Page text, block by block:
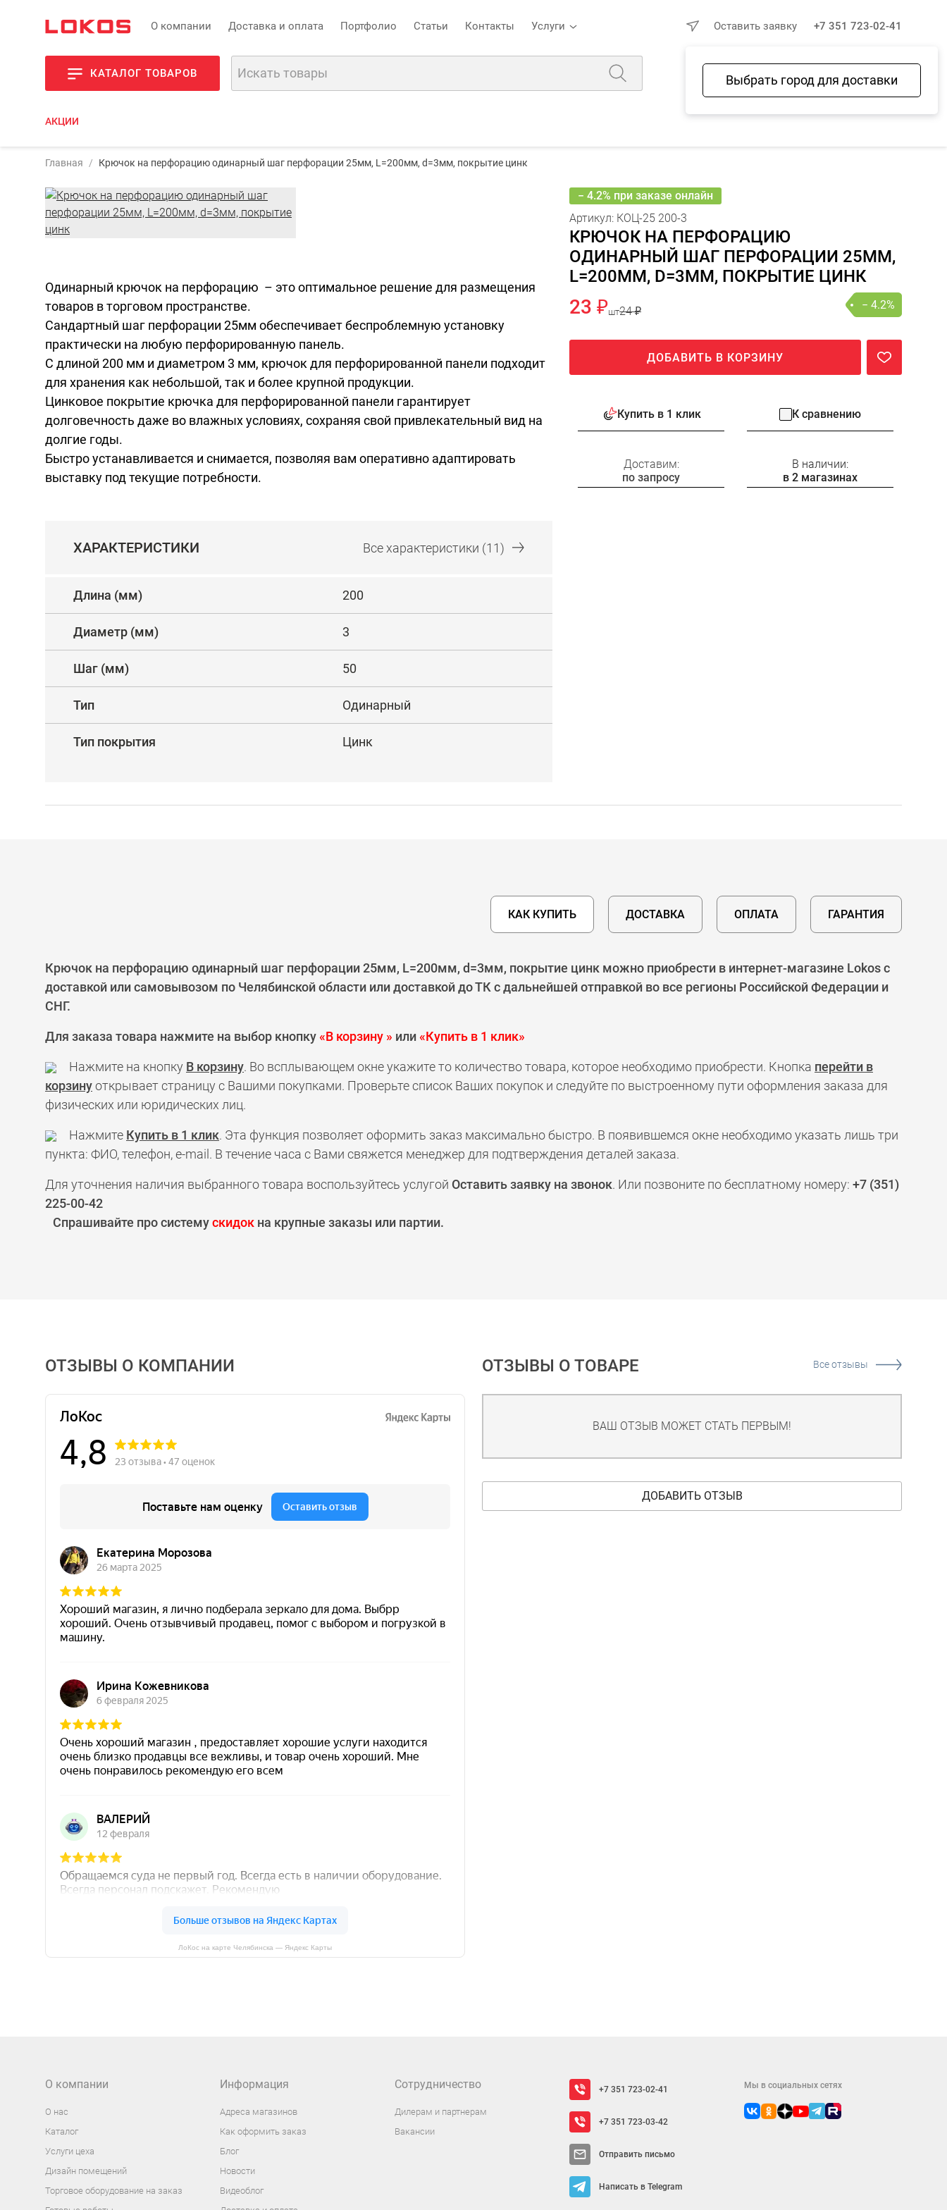
О компании Доставка и оплата Портфолио Статьи Контакты Услуги
Выбрать город для доставки
Оставить заявку +7 351 723-02-41
КАТАЛОГ ТОВАРОВ
Избранное Сравнение Корзина
АКЦИИ
Артикул: КОЦ-25 200-3
Крючок на перфорацию одинарный шаг перфорации 25мм, L=200мм, d=3мм, покрытие цинк
онлайн
Главная Крючок на перфорацию одинарный шаг перфорации 25мм, L=200мм, d=3мм, покрытие цинк
Одинарный крючок на перфорацию – это оптимальное решение для размещения
товаров в торговом пространстве.
Сандартный шаг перфорации 25мм обеспечивает беспроблемную установку
практически на любую перфорированную панель.
С длиной 200 мм и диаметром 3 мм, крючок для перфорированной панели подходит
для хранения как небольшой, так и более крупной продукции.
Цинковое покрытие крючка для перфорированной панели гарантирует
долговечность даже во влажных условиях, сохраняя свой привлекательный вид на
долгие годы.
Быстро устанавливается и снимается, позволяя вам оперативно адаптировать
выставку под текущие потребности.
ХАРАКТЕРИСТИКИ Всехарактеристики (11)
Длина (мм) 200
Диаметр (мм) 3
Шаг (мм) 50
Тип Одинарный
Тип покрытия Цинк
− 4.2% при заказе онлайн
Артикул: КОЦ-25 200-3
КРЮЧОК НА ПЕРФОРАЦИЮ
ОДИНАРНЫЙ ШАГ ПЕРФОРАЦИИ 25ММ,
L=200ММ, D=3ММ, ПОКРЫТИЕ ЦИНК
23 ₽шт24 ₽ − 4.2%
ДОБАВИТЬ В КОРЗИНУ
Купить в 1 клик К сравнению
Доставим:
по запросу
В наличии:
в 2 магазинах
КАК КУПИТЬ ДОСТАВКА ОПЛАТА ГАРАНТИЯ
Крючок на перфорацию одинарный шаг перфорации 25мм, L=200мм, d=3мм, покрытие цинк можно приобрести в интернет-магазине Lokos с
доставкой или самовывозом по Челябинской области или доставкой до ТК с дальнейшей отправкой во все регионы Российской Федерации и
СНГ.
Для заказа товара нажмите на выбор кнопку«В корзину » или«Купить в 1 клик»
Нажмите на кнопку В корзину. Во всплывающем окне укажите то количество товара, которое необходимо приобрести. Кнопка перейти в
корзинуоткрывает страницу с Вашими покупками. Проверьте список Ваших покупок и следуйте по выстроенному пути оформления заказа для
физических или юридических лиц.
Нажмите Купить в 1 клик. Эта функция позволяет оформить заказ максимально быстро. В появившемся окне необходимо указать лишь три
пункта: ФИО, телефон, e-mail. В течение часа с Вами свяжется менеджер для подтверждения деталей заказа.
Для уточнения наличия выбранного товара воспользуйтесь услугой Оставить заявку на звонок. Или позвоните по бесплатному номеру: +7 (351)
225-00-42
Спрашивайте про системускидок на крупные заказы или партии.
ОТЗЫВЫ О КОМПАНИИ
ЛоКос на карте Челябинска — Яндекс Карты
ОТЗЫВЫ О ТОВАРЕ Все отзывы
ВАШ ОТЗЫВ МОЖЕТ СТАТЬ ПЕРВЫМ!
ДОБАВИТЬ ОТЗЫВ
О компании
О нас
Каталог
Услуги цеха
Дизайн помещений
Торговое оборудование на заказ
Информация
Адреса магазинов
Как оформить заказ
Блог
Новости
Видеоблог
Сотрудничество
Дилерам и партнерам
Вакансии
+7 351 723-02-41
+7 351 723-03-42
Отправить письмо
Написать в Telegram
Мы в социальных сетях